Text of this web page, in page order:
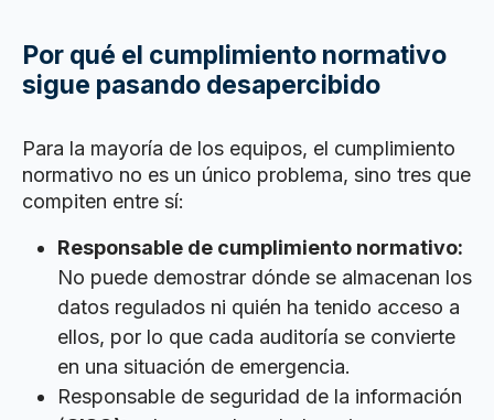
Por qué el cumplimiento normativo
sigue pasando desapercibido
Para la mayoría de los equipos, el cumplimiento
normativo no es un único problema, sino tres que
compiten entre sí:
Responsable de cumplimiento normativo:
No puede demostrar dónde se almacenan los
datos regulados ni quién ha tenido acceso a
ellos, por lo que cada auditoría se convierte
en una situación de emergencia.
Responsable de seguridad de la información